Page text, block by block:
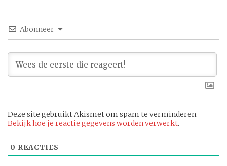
Abonneer
Deze site gebruikt Akismet om spam te verminderen.
Bekijk hoe je reactie gegevens worden verwerkt.
0 REACTIES